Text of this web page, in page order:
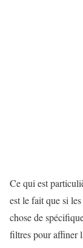
Ce qui est
est le fait que si
chose de
filtres pour affiner